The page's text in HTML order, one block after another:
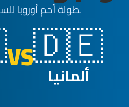
بطولة أمم أوروبا
🇩🇪
ألمانيا VS